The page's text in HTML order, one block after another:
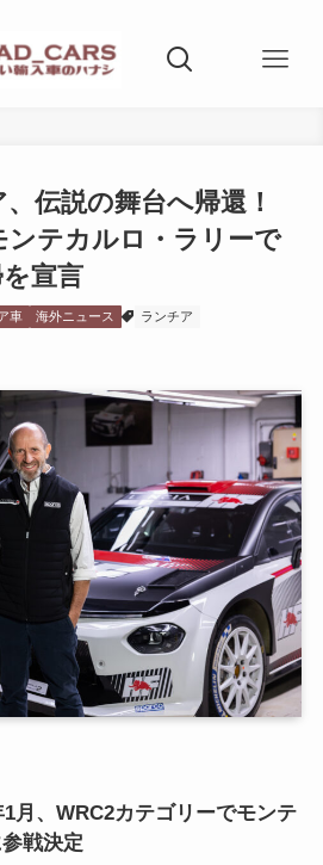
伝説の舞台へ帰還！
ンテカルロ・ラリーで
宣言
車 海外ニュース ランチア
月、WRC2カテゴリーでモンテ
戦決定